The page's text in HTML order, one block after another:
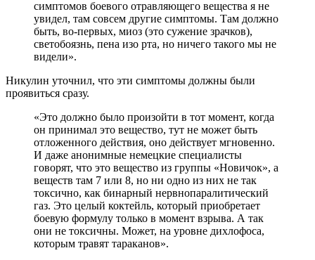
симптомов боевого отравляющего вещества я не
увидел, там совсем другие симптомы. Там должно
быть, во-первых, миоз (это сужение зрачков),
светобоязнь, пена изо рта, но ничего такого мы не
видели».
Никулин уточнил, что эти симптомы должны были
проявиться сразу.
«Это должно было произойти в тот момент, когда
он принимал это вещество, тут не может быть
отложенного действия, оно действует мгновенно.
И даже анонимные немецкие специалисты
говорят, что это вещество из группы «Новичок», а
веществ там 7 или 8, но ни одно из них не так
токсично, как бинарный нервнопаралитический
газ. Это целый коктейль, который приобретает
боевую формулу только в момент взрыва. А так
они не токсичны. Может, на уровне дихлофоса,
которым травят тараканов».